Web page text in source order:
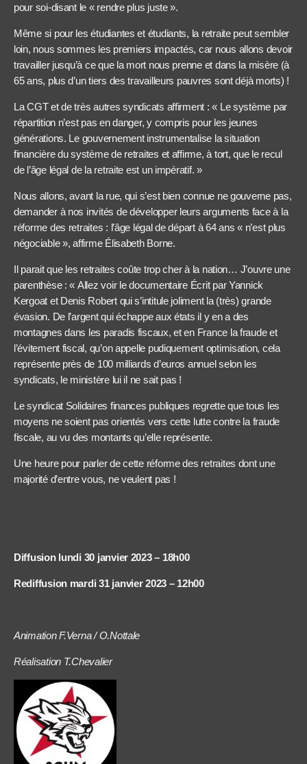
pour soi-disant le « rendre plus juste ».
Même si pour les étudiantes et étudiants, la retraite peut sembler
loin, nous sommes les premiers impactés, car nous allons devoir
travailler jusqu’à ce que la mort nous prenne et dans la misère (à
65 ans, plus d’un tiers des travailleurs pauvres sont déjà morts) !
La CGT et de très autres syndicats affirment : « Le système par
répartition n’est pas en danger, y compris pour les jeunes
générations. Le gouvernement instrumentalise la situation
financière du système de retraites et affirme, à tort, que le recul
de l’âge légal de la retraite est un impératif. »
Nous allons, avant la rue, qui s’est bien connue ne gouverne pas,
demander à nos invités de développer leurs arguments face à la
réforme des retraites : l’âge légal de départ à 64 ans « n’est plus
négociable », affirme Élisabeth Borne.
Il parait que les retraites coûte trop cher à la nation… J’ouvre une
parenthèse : « Allez voir le documentaire Écrit par Yannick
Kergoat et Denis Robert qui s’intitule joliment la (très) grande
évasion. De l’argent qui échappe aux états il y en a des
montagnes dans les paradis fiscaux, et en France la fraude et
l’évitement fiscal, qu’on appelle pudiquement optimisation, cela
représente près de 100 milliards d’euros annuel selon les
syndicats, le ministère lui il ne sait pas !
Le syndicat Solidaires finances publiques regrette que tous les
moyens ne soient pas orientés vers cette lutte contre la fraude
fiscale, au vu des montants qu’elle représente.
Une heure pour parler de cette réforme des retraites dont une
majorité d’entre vous, ne veulent pas !
Diffusion lundi 30 janvier 2023 – 18h00
Rediffusion mardi 31 janvier 2023 – 12h00
Animation F.Verna / O.Nottale
Réalisation T.Chevalier